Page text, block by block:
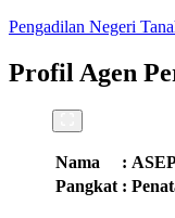
Pengadilan Negeri
Profil Agen
Nama :
Pangkat :